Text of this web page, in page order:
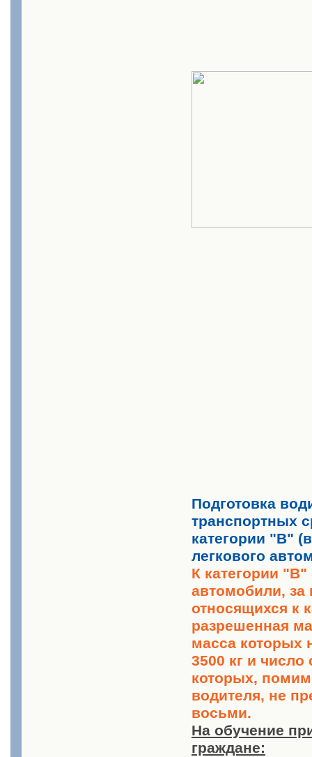
Подготовка
транспортных
категории "В"
легкового
К категории "В"
автомобили,
относящихся к
разрешенная
масса которых
3500 кг и число
которых,
водителя, не
восьми.
На обучение
граждане: